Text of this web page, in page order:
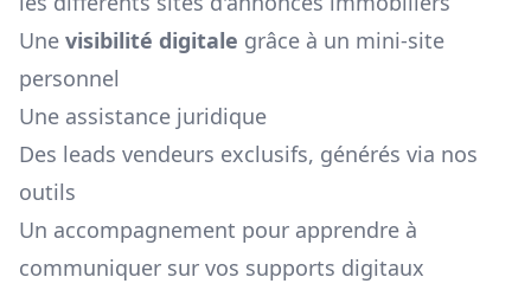
Une visibilité digitale grâce à un mini-site
personnel
Une assistance juridique
Des leads vendeurs exclusifs, générés via nos
outils
Un accompagnement pour apprendre à
communiquer sur vos supports digitaux